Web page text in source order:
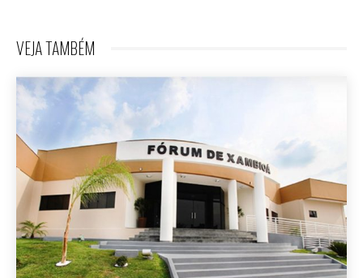
VEJA TAMBÉM